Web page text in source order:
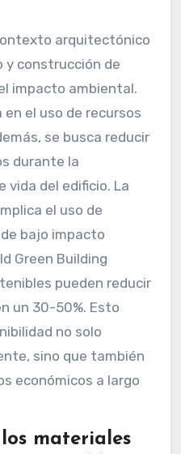
arquitectónico
y construcción de
impacto ambiental.
el uso de recursos
se busca reducir
durante la
vida del edificio. La
el uso de
bajo impacto
Green Building
pueden reducir
un 30-50%. Esto
no solo
sino que también
económicos a largo
materiales